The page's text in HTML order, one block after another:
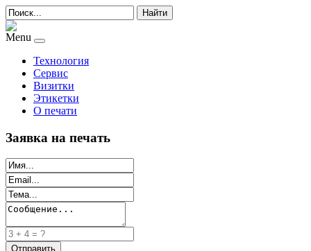
Найти
Menu
Технология
Сервис
Визитки
Этикетки
О печати
Заявка на печать